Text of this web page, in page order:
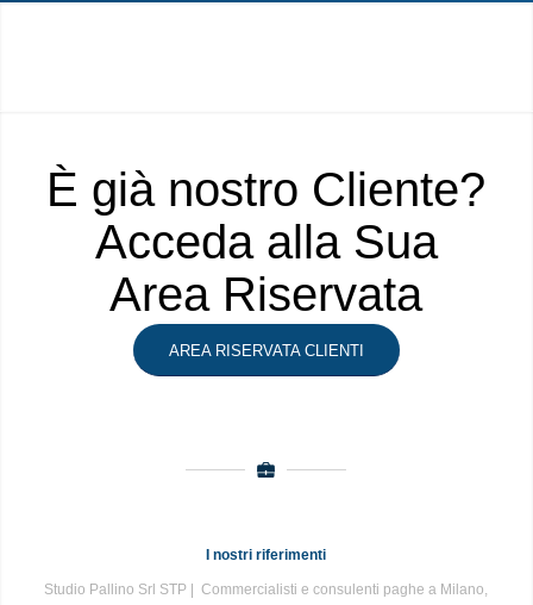
È già nostro Cliente?
Acceda alla Sua
Area Riservata
AREA RISERVATA CLIENTI
I nostri riferimenti
Studio Pallino Srl STP | Commercialisti e consulenti paghe a Milano,